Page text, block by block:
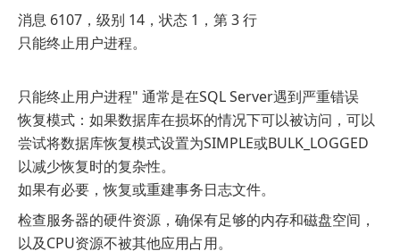
消息 6107，级别 14，状态 1，第 3 行
只能终止用户进程。
只能终止用户进程" 通常是在SQL Server遇到严重错误
恢复模式：如果数据库在损坏的情况下可以被访问，可以
尝试将数据库恢复模式设置为SIMPLE或BULK_LOGGED
以减少恢复时的复杂性。
如果有必要，恢复或重建事务日志文件。
检查服务器的硬件资源，确保有足够的内存和磁盘空间，
以及CPU资源不被其他应用占用。